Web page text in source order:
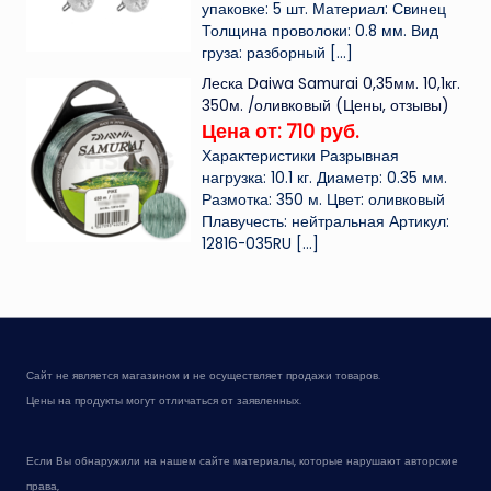
упаковке: 5 шт. Материал: Свинец
Толщина проволоки: 0.8 мм. Вид
груза: разборный […]
Леска Daiwa Samurai 0,35мм. 10,1кг.
350м. /оливковый (Цены, отзывы)
Цена от: 710 руб.
Характеристики Разрывная
нагрузка: 10.1 кг. Диаметр: 0.35 мм.
Размотка: 350 м. Цвет: оливковый
Плавучесть: нейтральная Артикул:
12816-035RU […]
Сайт не является магазином и не осуществляет продажи товаров.
Цены на продукты могут отличаться от заявленных.
Если Вы обнаружили на нашем сайте материалы, которые нарушают авторские
права,